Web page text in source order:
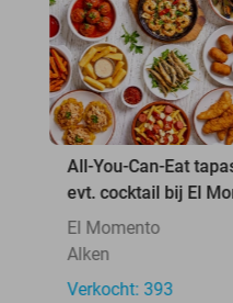
All-You-Can-Eat
evt. cocktail bij El
El Momento
Alken
Verkocht: 393